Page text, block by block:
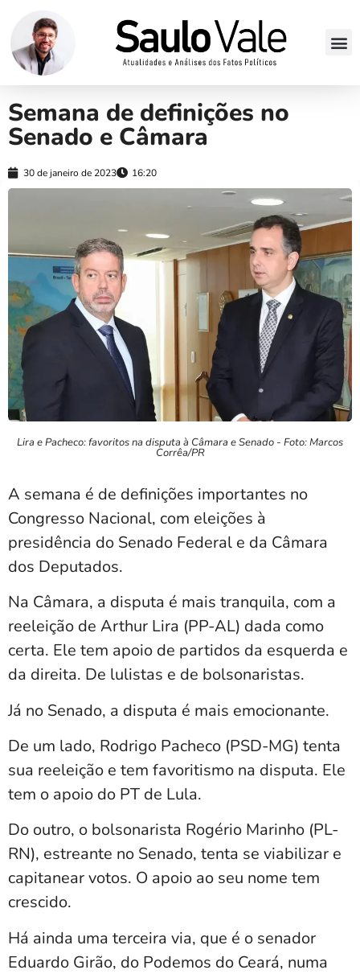
Semana de definições no
Senado e Câmara
30 de janeiro de 2023 16:20
Lira e Pacheco: favoritos na disputa à Câmara e Senado - Foto: Marcos
Corrêa/PR
A semana é de definições importantes no
Congresso Nacional, com eleições à
presidência do Senado Federal e da Câmara
dos Deputados.
Na Câmara, a disputa é mais tranquila, com a
reeleição de Arthur Lira (PP-AL) dada como
certa. Ele tem apoio de partidos da esquerda e
da direita. De lulistas e de bolsonaristas.
Já no Senado, a disputa é mais emocionante.
De um lado, Rodrigo Pacheco (PSD-MG) tenta
sua reeleição e tem favoritismo na disputa. Ele
tem o apoio do PT de Lula.
Do outro, o bolsonarista Rogério Marinho (PL-
RN), estreante no Senado, tenta se viabilizar e
capitanear votos. O apoio ao seu nome tem
crescido.
Há ainda uma terceira via, que é o senador
Eduardo Girão, do Podemos do Ceará, numa